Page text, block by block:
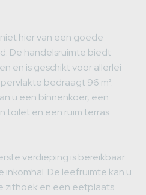
hier van een goede
De handelsruimte biedt
en is geschikt voor allerlei
bedraagt 96 m².
u een binnenkoer, een
toilet en een ruim terras
verdieping is bereikbaar
De leefruimte kan u
zithoek en een eetplaats.